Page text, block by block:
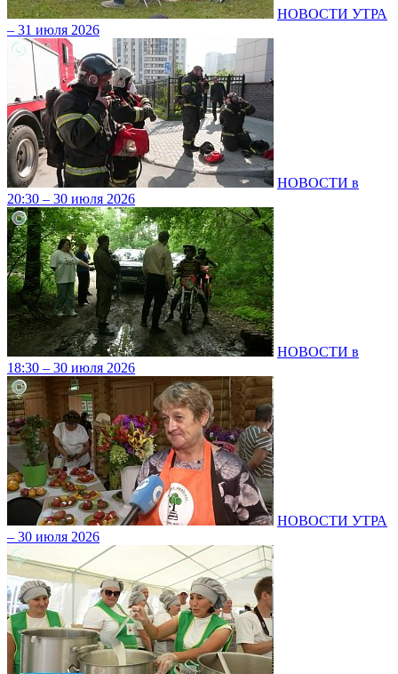
НОВОСТИ УТРА
– 31 июля 2026
НОВОСТИ в
20:30 – 30 июля 2026
НОВОСТИ в
18:30 – 30 июля 2026
НОВОСТИ УТРА
– 30 июля 2026